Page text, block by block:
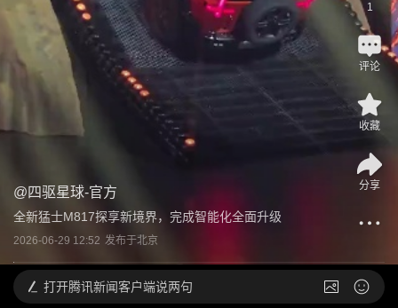
@四驱星球-官方
全新猛士M817探享新境界，完成智能化全面升级
2026-06-29 12:52 发布于北京
1
评论
收藏
分享
打开腾讯新闻客户端说两句